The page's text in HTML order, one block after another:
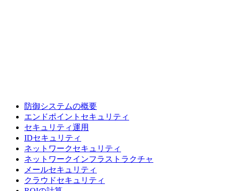
防御システムの概要
エンドポイントセキュリティ
セキュリティ運用
IDセキュリティ
ネットワークセキュリティ
ネットワークインフラストラクチャ
メールセキュリティ
クラウドセキュリティ